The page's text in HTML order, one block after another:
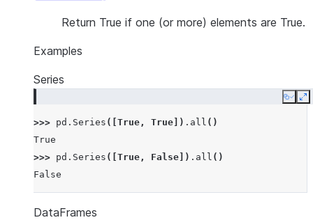
Return True if one (or more) elements are True.
Examples
Series
Copy
>>> pd . Series ([ True , True ]) . all ()
True
>>> pd . Series ([ True , False ]) . all ()
False
DataFrames